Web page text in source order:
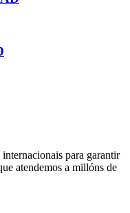
para garantir
atendemos a millóns de